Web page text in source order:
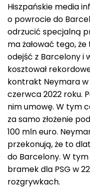
Hiszpańskie media
o powrocie do
odrzucić specjalną
ma żałować tego,
odejść z Barcelony i
kosztował
kontrakt Neymara
czerwca 2022 roku.
nim umowę. W tym
za samo złożenie
100 mln euro.
przekonują, że to
do Barcelony. W tym
bramek dla PSG w
rozgrywkach.